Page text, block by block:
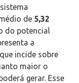
de 5,32
do potencial
a
incide sobre
maior o
gerar. Esse